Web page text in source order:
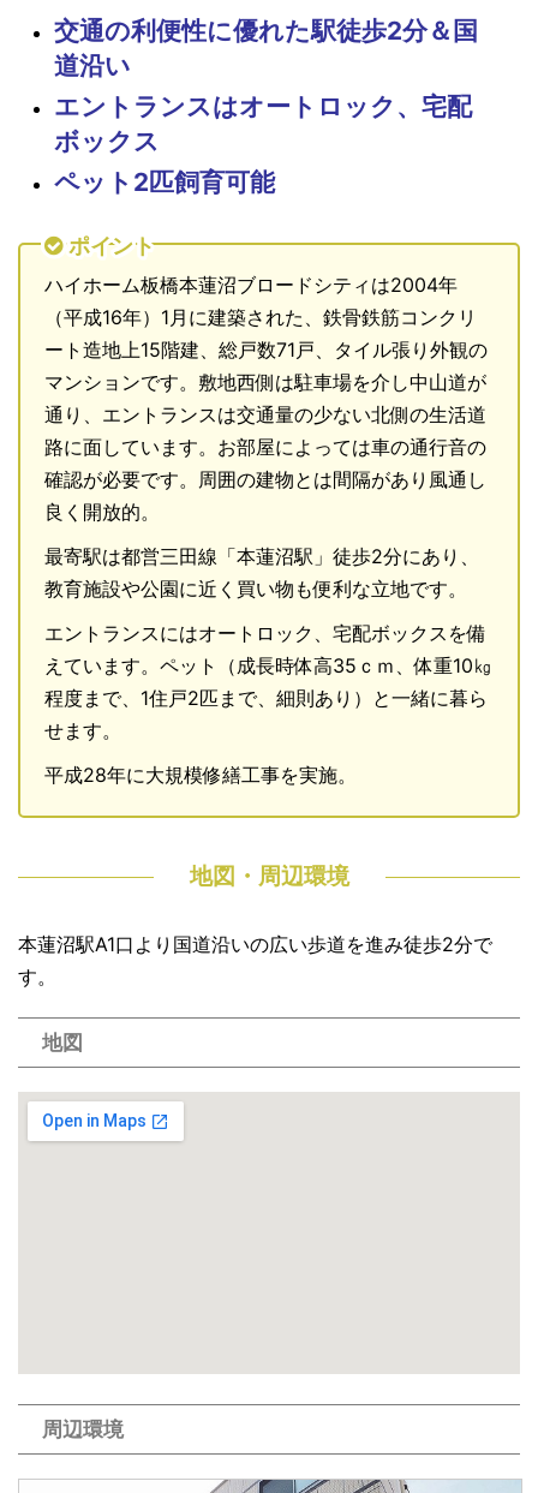
交通の利便性に優れた駅徒歩2分＆国
道沿い
エントランスはオートロック、宅配
ボックス
ペット2匹飼育可能
ポイント
ハイホーム板橋本蓮沼ブロードシティは2004年
（平成16年）1月に建築された、鉄骨鉄筋コンクリ
ート造地上15階建、総戸数71戸、タイル張り外観の
マンションです。敷地西側は駐車場を介し中山道が
通り、エントランスは交通量の少ない北側の生活道
路に面しています。お部屋によっては車の通行音の
確認が必要です。周囲の建物とは間隔があり風通し
良く開放的。
最寄駅は都営三田線「本蓮沼駅」徒歩2分にあり、
教育施設や公園に近く買い物も便利な立地です。
エントランスにはオートロック、宅配ボックスを備
えています。ペット（成長時体高35ｃｍ、体重10㎏
程度まで、1住戸2匹まで、細則あり）と一緒に暮ら
せます。
平成28年に大規模修繕工事を実施。
地図・周辺環境
本蓮沼駅A1口より国道沿いの広い歩道を進み徒歩2分で
す。
地図
周辺環境